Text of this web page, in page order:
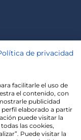
de privacidad
facilitarle el uso de
el contenido, con
publicidad
perfil elaborado a partir
puede visitar la
las cookies,
Puede visitar la